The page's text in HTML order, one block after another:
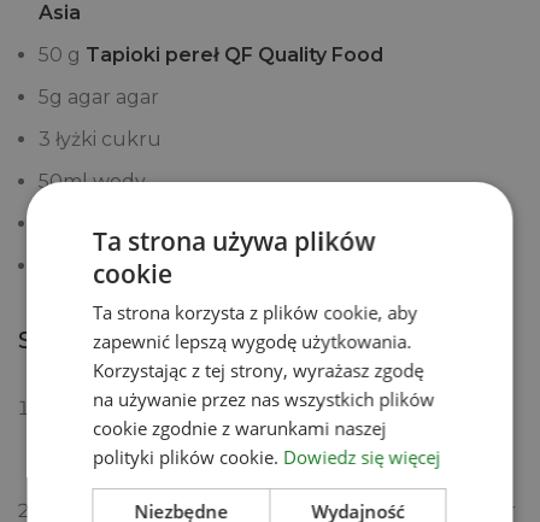
Asia
50 g Tapioki pereł QF Quality Food
5g agar agar
3 łyżki cukru
50ml wody
2 łyżeczki oleju kokosowego
SPOSÓB PRZYGOTOWANIA
Mleczko kokosowe podgrzej do całkowitego
połączenia się z cukrem. Podziel na dwa
garnuszki w proporcji 1:3.
W małej miseczce lub szklance namocz agar agar
Ta strona używa plików
cookie
Ta strona korzysta z plików cookie, aby
zapewnić lepszą wygodę użytkowania.
Korzystając z tej strony, wyrażasz zgodę
na używanie przez nas wszystkich plików
cookie zgodnie z warunkami naszej
polityki plików cookie. Dowiedz się więcej
Niezbędne Wydajność